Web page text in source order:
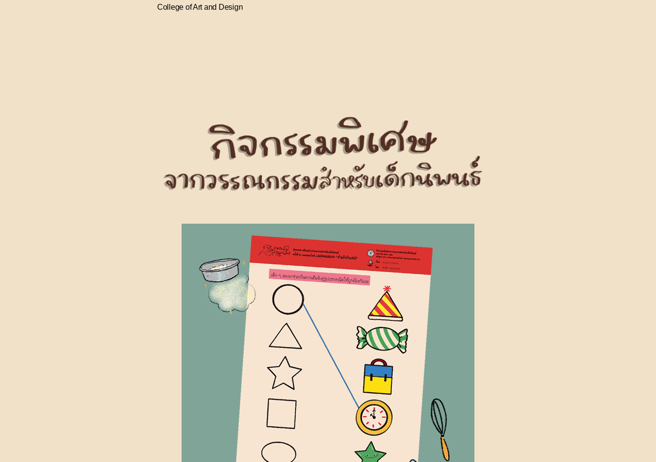
College of Art and Design